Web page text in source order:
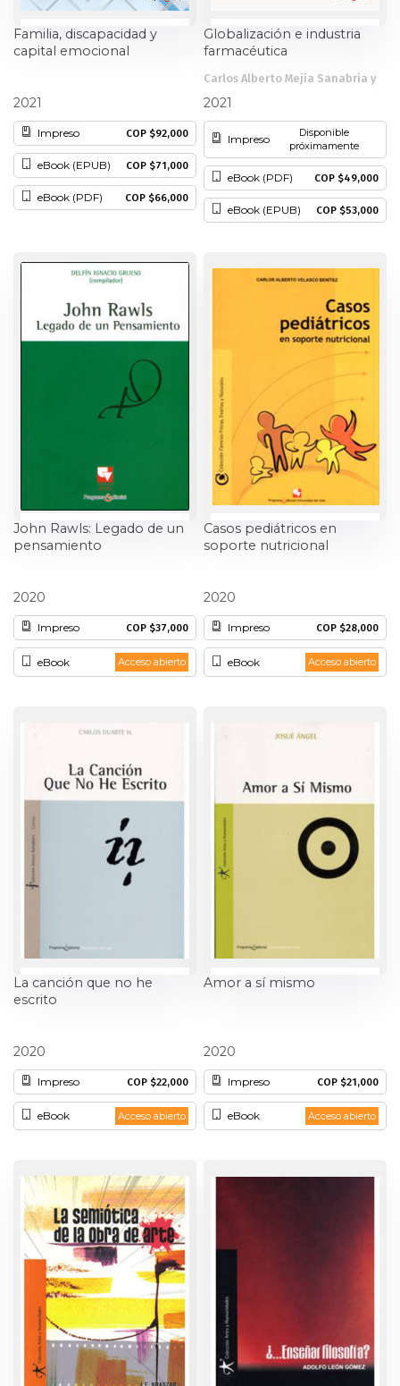
Finanzas
Género
Geografía
Historia
Ingeniería
Lenguas
Literatura
Medioambiente
Música
Patrimonio
Periodismo
Psicología
Violencia
Familia, discapacidad y
capital emocional
2021
eBook (EPUB) COP $71,000
eBook (PDF) COP $66,000
Impreso COP $92,000
Globalización e industria
farmacéutica
Carlos Alberto Mejía Sanabria y
2021
eBook (PDF) COP $49,000
eBook (EPUB) COP $53,000
Impreso
Disponible
próximamente
John Rawls: Legado de un
pensamiento
2020
Impreso COP $37,000
eBook Acceso abierto
Casos pediátricos en
soporte nutricional
2020
Impreso COP $28,000
eBook Acceso abierto
La canción que no he
escrito
2020
Impreso COP $22,000
eBook Acceso abierto
Amor a sí mismo
2020
Impreso COP $21,000
eBook Acceso abierto